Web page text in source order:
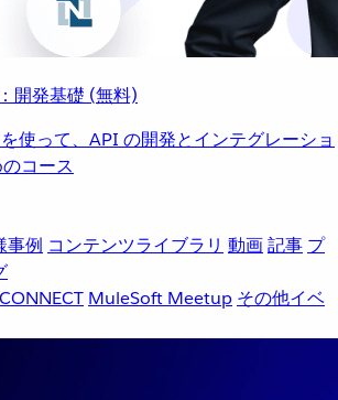
開発基礎 (無料)
使って、API の開発とインテグレーショ
コース
事例 コンテンツライブラリ 動画記事 プ
MuleSoft Meetup その他イベ